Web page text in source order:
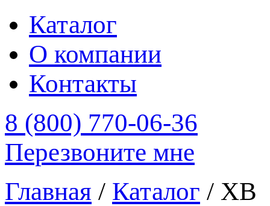
Каталог
О компании
Контакты
8 (800) 770-06-36
Перезвоните мне
Главная / Каталог / ХВ